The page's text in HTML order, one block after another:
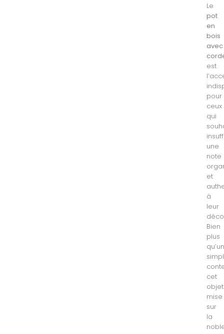
Le
pot
en
bois
avec
est
pour
ceux
qui
une
note
et
à
leur
Bien
plus
cet
objet
mise
sur
la